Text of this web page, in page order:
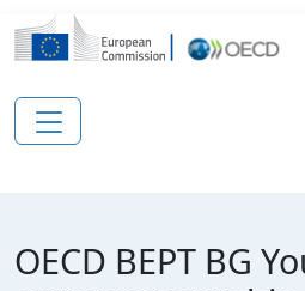
Aller au contenu principal
OECD BEPT BG